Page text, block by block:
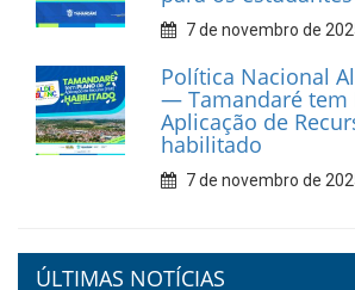
9 de fevereiro de 2026
Prefeitura de
reforça diálogo e
compromisso com
valorização da
7 de fevereiro de 2026
orla da cidade.